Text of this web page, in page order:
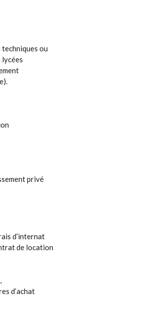
techniques ou
privé
d’internat
de location
d’achat